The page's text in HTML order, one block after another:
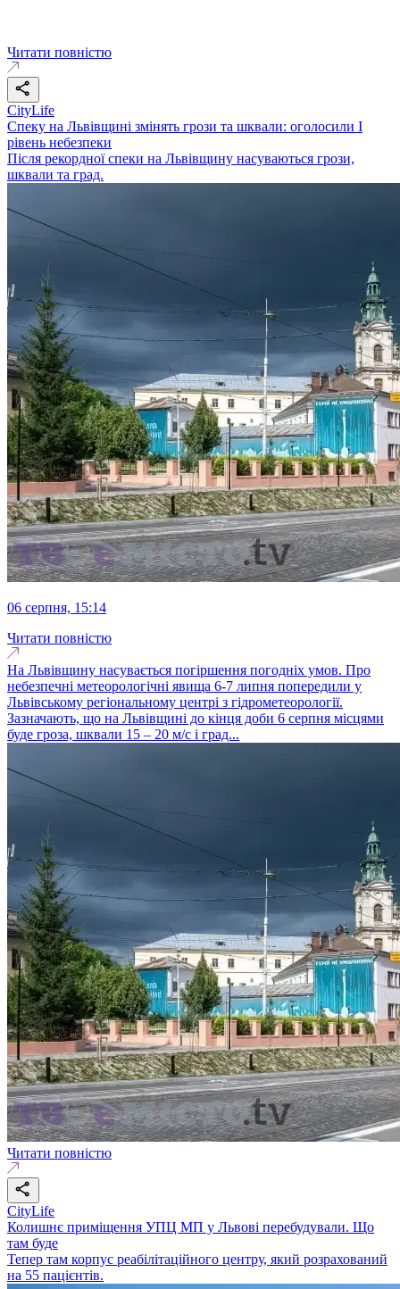
Читати повністю
CityLife
Спеку на Львівщині змінять грози та шквали: оголосили І
рівень небезпеки
Після рекордної спеки на Львівщину насуваються грози,
шквали та град.
06 серпня, 15:14
Читати повністю
На Львівщину насувається погіршення погодніх умов. Про
небезпечні метеорологічні явища 6-7 липня попередили у
Львівському регіональному центрі з гідрометеорології.
Зазначають, що на Львівщині до кінця доби 6 серпня місцями
буде гроза, шквали 15 – 20 м/с і град...
Читати повністю
CityLife
Колишнє приміщення УПЦ МП у Львові перебудували. Що
там буде
Тепер там корпус реабілітаційного центру, який розрахований
на 55 пацієнтів.